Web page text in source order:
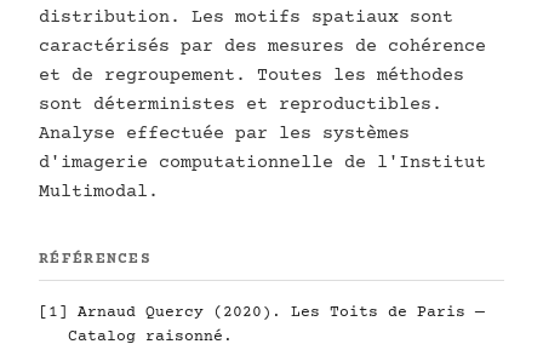
distribution. Les motifs spatiaux sont
caractérisés par des mesures de cohérence
et de regroupement. Toutes les méthodes
sont déterministes et reproductibles.
Analyse effectuée par les systèmes
d'imagerie computationnelle de l'Institut
Multimodal.
RÉFÉRENCES
[1] Arnaud Quercy (2020). Les Toits de Paris —
Catalog raisonné.